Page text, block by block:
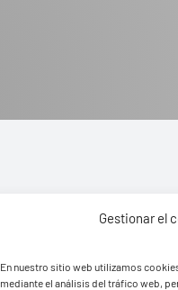
Gestionar el
En nuestro sitio web utilizamos
mediante el análisis del tráfico web,